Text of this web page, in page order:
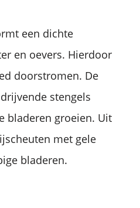
een dichte
en oevers. Hierdoor
doorstromen. De
stengels
bladeren groeien. Uit
met gele
bladeren.